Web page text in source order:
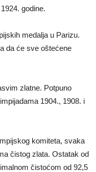
godine.
medalja u Parizu.
da će sve oštećene
zlatne. Potpuno
1904., 1908. i
komiteta, svaka
čistog zlata. Ostatak od
čistoćom od 92,5